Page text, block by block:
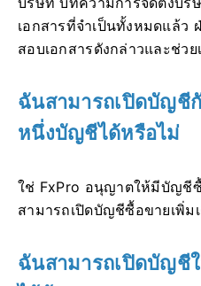
เอกสารที่จำเป็นทั้งหมดแล้ว
สอบเอกสารดังกล่าวและช่ว
ฉันสามารถเปิดบัญชี
หนึ่งบัญชีได้หรือไม่
ใช่ FxPro อนุญาตให้มีบัญชี
สามารถเปิดบัญชีซื้อขายเพิ่ม
ฉันสามารถเปิดบัญชี